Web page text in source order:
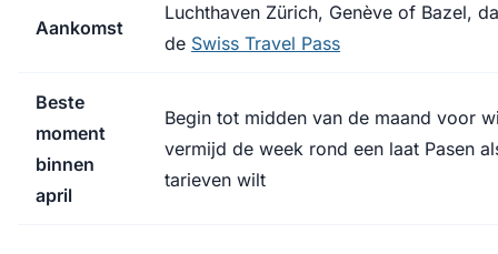
Aankomst
Luchthaven Zürich, Genève of Bazel,
de Swiss Travel Pass
Beste
moment
binnen
april
Begin tot midden van de maand voor
vermijd de week rond een laat Pasen
tarieven wilt